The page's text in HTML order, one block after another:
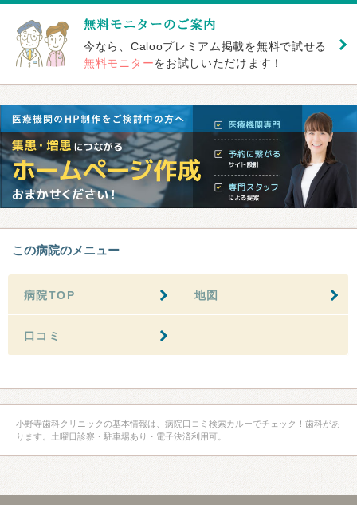
今なら、Calooプレミアム掲載を無料で試せる
無料モニターをお試しいただけます！
この病院のメニュー
病院TOP 地図
口コミ
小野寺歯科クリニックの基本情報は、病院口コミ検索カルーでチェック！歯科があ
ります。土曜日診察・駐車場あり・電子決済利用可。